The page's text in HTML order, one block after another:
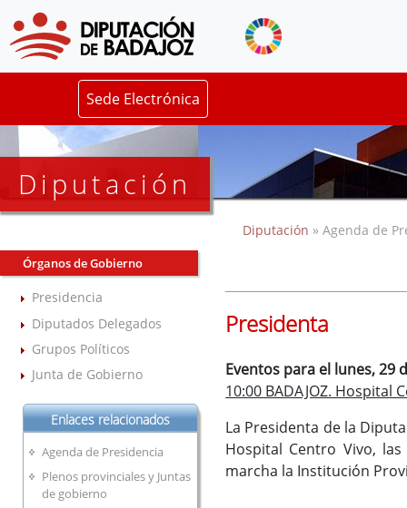
Sede Electrónica
Diputación
Órganos de Gobierno
Presidencia
Diputados Delegados
Grupos Políticos
Junta de Gobierno
Enlaces relacionados
Agenda de Presidencia
Plenos provinciales y Juntas
de gobierno
Diputación » Agenda de
Presidenta
Eventos para el lunes, 29
10:00 BADAJOZ. Hospital
La Presidenta de la
Hospital Centro Vivo,
marcha la Institución